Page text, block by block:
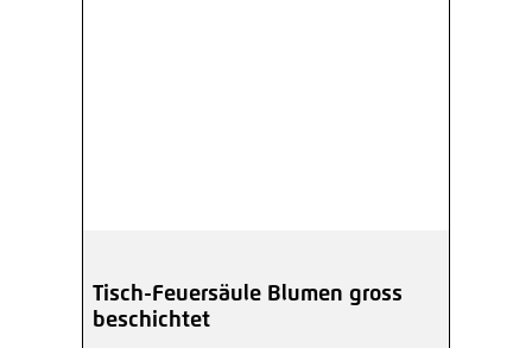
Tisch-Feuersäule Blumen gross
beschichtet